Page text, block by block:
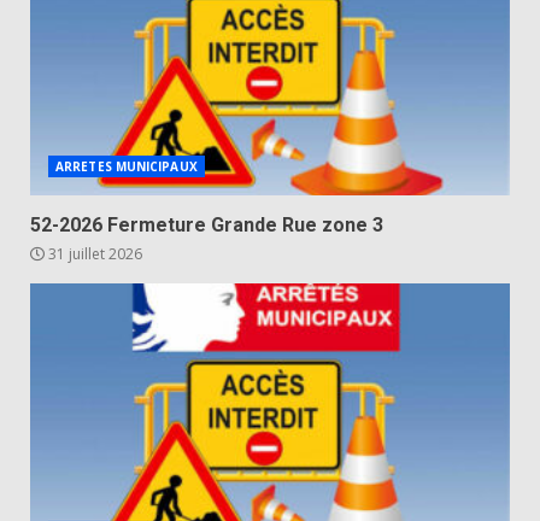
ARRETES MUNICIPAUX
52-2026 Fermeture Grande Rue zone 3
31 juillet 2026